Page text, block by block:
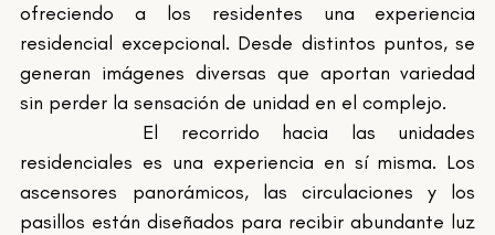
ofreciendo a los residentes una experiencia
residencial excepcional. Desde distintos puntos, se
generan imágenes diversas que aportan variedad
sin perder la sensación de unidad en el complejo.
residenciales es una experiencia en sí misma. Los
ascensores panorámicos, las circulaciones y los
pasillos están diseñados para recibir abundante luz